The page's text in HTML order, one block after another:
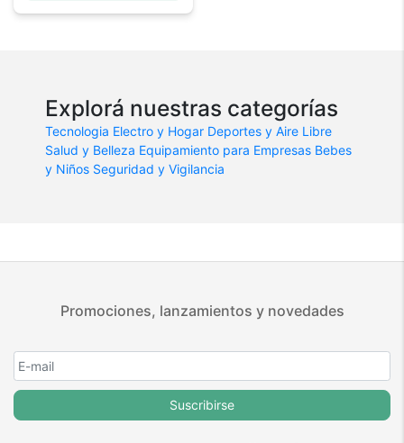
Explorá nuestras categorías
Tecnologia Electro y Hogar Deportes y Aire Libre
Salud y Belleza Equipamiento para Empresas Bebes
y Niños Seguridad y Vigilancia
Promociones, lanzamientos y novedades
Suscribirse